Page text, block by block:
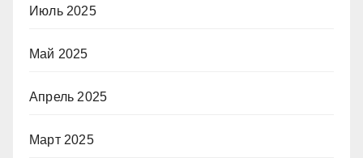
Июль 2025
Май 2025
Апрель 2025
Март 2025